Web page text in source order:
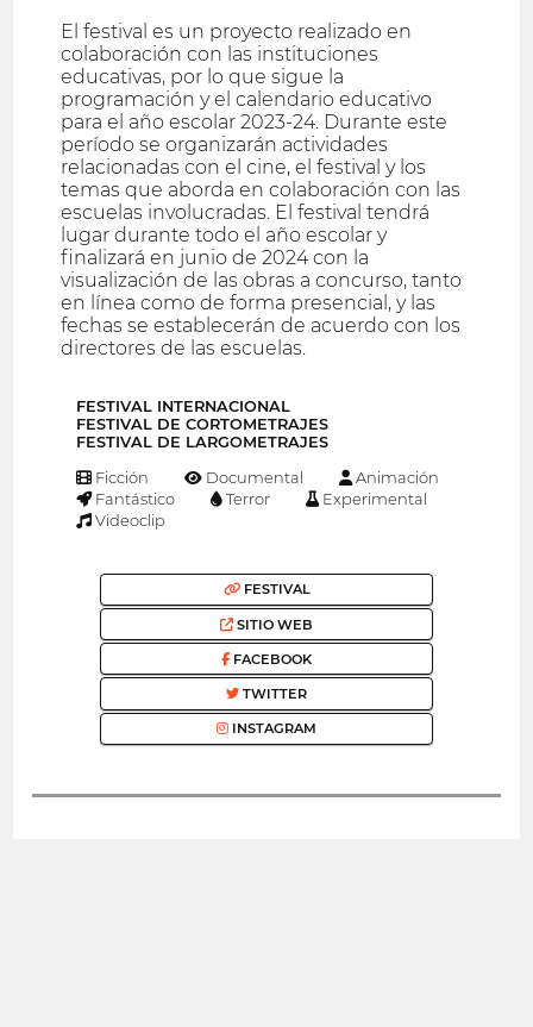
El festival es un proyecto realizado en
colaboración con las instituciones
educativas, por lo que sigue la
programación y el calendario educativo
para el año escolar 2023-24. Durante este
período se organizarán actividades
relacionadas con el cine, el festival y los
temas que aborda en colaboración con las
escuelas involucradas. El festival tendrá
lugar durante todo el año escolar y
finalizará en junio de 2024 con la
visualización de las obras a concurso, tanto
en línea como de forma presencial, y las
fechas se establecerán de acuerdo con los
directores de las escuelas.
FESTIVAL INTERNACIONAL
FESTIVAL DE CORTOMETRAJES
FESTIVAL DE LARGOMETRAJES
Ficción Documental
Animación
Fantástico
Terror
Experimental
Videoclip
FESTIVAL
SITIO WEB
FACEBOOK
TWITTER
INSTAGRAM